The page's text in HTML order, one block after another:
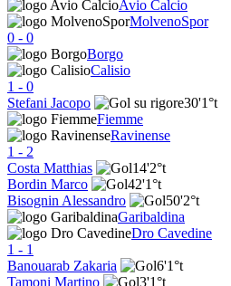
Avio Calcio
MolvenoSpor
0 - 0
Borgo
Calisio
1 - 0
Stefani Jacopo
30'1°t
Fiemme
Ravinense
1 - 2
Costa Matthias
14'2°t
Bordin Marco
42'1°t
Bisognin Alessandro
50'2°t
Garibaldina
Dro Cavedine
1 - 1
Banouarab Zakaria
6'1°t
Tamoni Martino
3'1°t